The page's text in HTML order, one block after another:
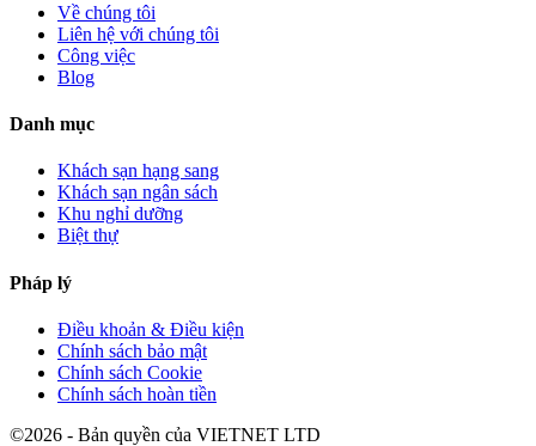
Về chúng tôi
Liên hệ với chúng tôi
Công việc
Blog
Danh mục
Khách sạn hạng sang
Khách sạn ngân sách
Khu nghỉ dưỡng
Biệt thự
Pháp lý
Điều khoản & Điều kiện
Chính sách bảo mật
Chính sách Cookie
Chính sách hoàn tiền
©2026 - Bản quyền của VIETNET LTD